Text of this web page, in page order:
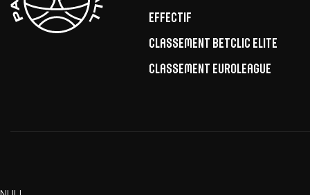
Effectif
Classement Betclic Elite
Classement EuroLeague